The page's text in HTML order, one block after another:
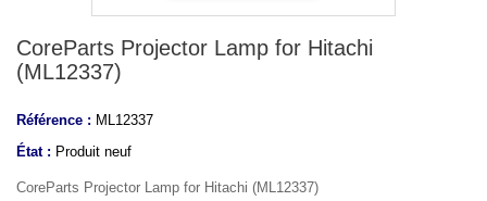
CoreParts Projector Lamp for Hitachi
(ML12337)
Référence : ML12337
État : Produit neuf
CoreParts Projector Lamp for Hitachi (ML12337)